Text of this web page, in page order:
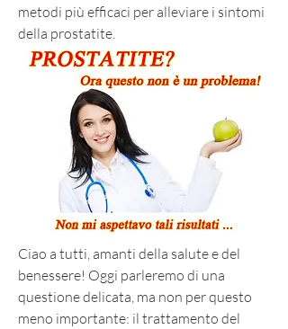
metodi più efficaci per alleviare i sintomi
della prostatite.
Ciao a tutti, amanti della salute e del
benessere! Oggi parleremo di una
questione delicata, ma non per questo
meno importante: il trattamento del